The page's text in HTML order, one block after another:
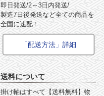
即日発送/2～3日内発送/
製造7日後発送など全ての商品を
全国に速配！
「配送方法」詳細
送料について
掛け軸はすべて【送料無料】物